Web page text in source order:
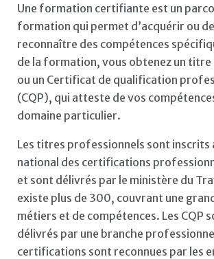
Une formation certifiante est un
formation qui permet d’acquérir ou
reconnaître des compétences
de la formation, vous obtenez un
ou un Certificat de qualification
(CQP), qui atteste de vos
domaine particulier.
Les titres professionnels sont inscrits
national des certifications
et sont délivrés par le ministère du
existe plus de 300, couvrant une
métiers et de compétences. Les CQP
délivrés par une branche
certifications sont reconnues par les